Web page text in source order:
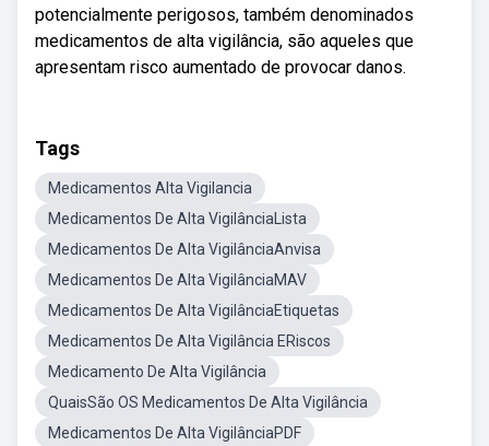
potencialmente perigosos, também denominados
medicamentos de alta vigilância, são aqueles que
apresentam risco aumentado de provocar danos.
Tags
Medicamentos Alta Vigilancia
Medicamentos De Alta VigilânciaLista
Medicamentos De Alta VigilânciaAnvisa
Medicamentos De Alta VigilânciaMAV
Medicamentos De Alta VigilânciaEtiquetas
Medicamentos De Alta Vigilância ERiscos
Medicamento De Alta Vigilância
QuaisSão OS Medicamentos De Alta Vigilância
Medicamentos De Alta VigilânciaPDF